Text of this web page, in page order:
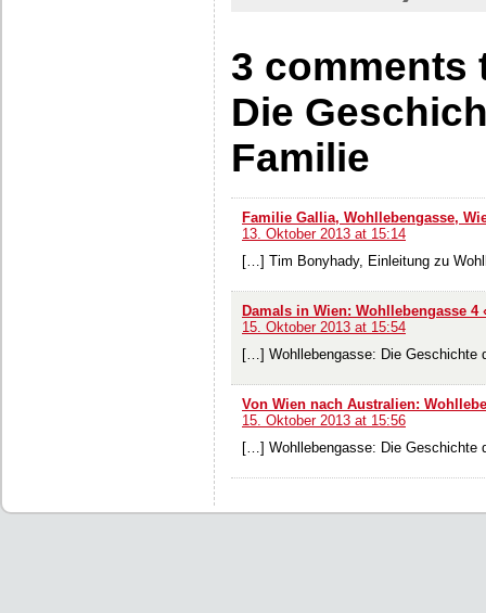
3 comments
Die
Familie
Familie Gallia, Wohllebengasse,
13. Oktober 2013 at 15:14
[…] Tim Bonyhady, Einleitung zu
Damals in Wien: Wohllebengasse 4
15. Oktober 2013 at 15:54
[…] Wohllebengasse: Die Geschichte
Von Wien nach Australien:
15. Oktober 2013 at 15:56
[…] Wohllebengasse: Die Geschichte